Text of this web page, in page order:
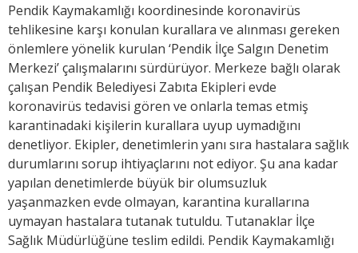
Pendik Kaymakamlığı koordinesinde koronavirüs
tehlikesine karşı konulan kurallara ve alınması gereken
önlemlere yönelik kurulan ‘Pendik İlçe Salgın Denetim
Merkezi’ çalışmalarını sürdürüyor. Merkeze bağlı olarak
çalışan Pendik Belediyesi Zabıta Ekipleri evde
koronavirüs tedavisi gören ve onlarla temas etmiş
karantinadaki kişilerin kurallara uyup uymadığını
denetliyor. Ekipler, denetimlerin yanı sıra hastalara sağlık
durumlarını sorup ihtiyaçlarını not ediyor. Şu ana kadar
yapılan denetimlerde büyük bir olumsuzluk
yaşanmazken evde olmayan, karantina kurallarına
uymayan hastalara tutanak tutuldu. Tutanaklar İlçe
Sağlık Müdürlüğüne teslim edildi. Pendik Kaymakamlığı